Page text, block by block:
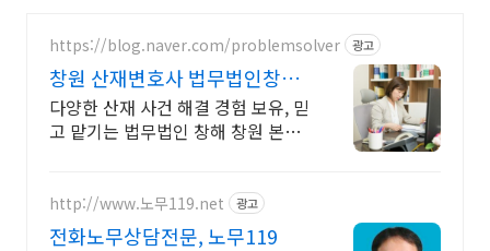
https://blog.naver.com/problemsolver 광고
창원 산재변호사 법무법인창해
산재 보상 확실히 받으려면?
다양한 산재 사건 해결 경험 보유, 믿
고 맡기는 법무법인 창해 창원 본사
http://www.노무119.net 광고
전화노무상담전문, 노무119